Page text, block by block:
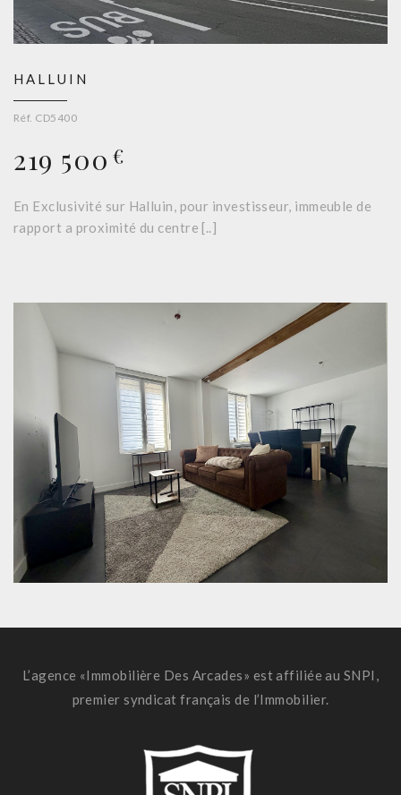
HALLUIN
Réf. CD5400
219 500 €
En Exclusivité sur Halluin, pour investisseur, immeuble de
rapport a proximité du centre [..]
L’agence «Immobilière Des Arcades» est affiliée au SNPI,
premier syndicat français de l’Immobilier.